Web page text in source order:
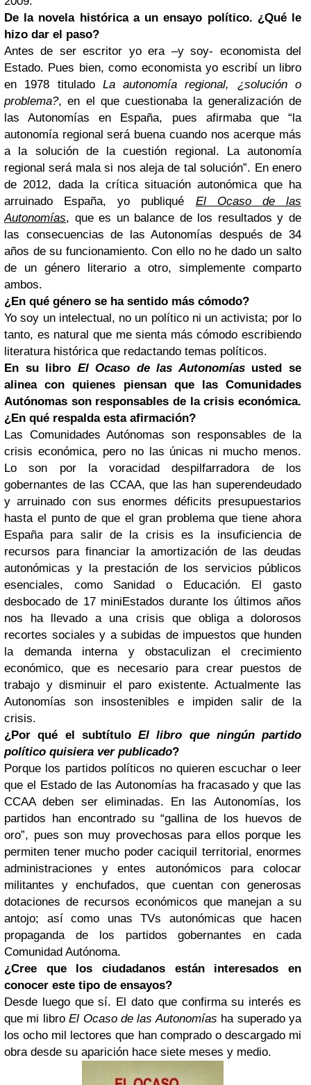
De la novela histórica a un ensayo político. ¿Qué le
hizo dar el paso?
Antes de ser escritor yo era –y soy- economista del
Estado. Pues bien, como economista yo escribí un libro
en 1978 titulado La autonomía regional, ¿solución o
problema?, en el que cuestionaba la generalización de
las Autonomías en España, pues afirmaba que “la
autonomía regional será buena cuando nos acerque más
a la solución de la cuestión regional. La autonomía
regional será mala si nos aleja de tal solución”. En enero
de 2012, dada la crítica situación autonómica que ha
arruinado España, yo publiqué El Ocaso de las
Autonomías, que es un balance de los resultados y de
las consecuencias de las Autonomías después de 34
años de su funcionamiento. Con ello no he dado un salto
de un género literario a otro, simplemente comparto
ambos.
¿En qué género se ha sentido más cómodo?
Yo soy un intelectual, no un político ni un activista; por lo
tanto, es natural que me sienta más cómodo escribiendo
literatura histórica que redactando temas políticos.
En su libro El Ocaso de las Autonomías usted se
alinea con quienes piensan que las Comunidades
Autónomas son responsables de la crisis económica.
¿En qué respalda esta afirmación?
Las Comunidades Autónomas son responsables de la
crisis económica, pero no las únicas ni mucho menos.
Lo son por la voracidad despilfarradora de los
gobernantes de las CCAA, que las han superendeudado
y arruinado con sus enormes déficits presupuestarios
hasta el punto de que el gran problema que tiene ahora
España para salir de la crisis es la insuficiencia de
recursos para financiar la amortización de las deudas
autonómicas y la prestación de los servicios públicos
esenciales, como Sanidad o Educación. El gasto
desbocado de 17 miniEstados durante los últimos años
nos ha llevado a una crisis que obliga a dolorosos
recortes sociales y a subidas de impuestos que hunden
la demanda interna y obstaculizan el crecimiento
económico, que es necesario para crear puestos de
trabajo y disminuir el paro existente. Actualmente las
Autonomías son insostenibles e impiden salir de la
crisis.
¿Por qué el subtítulo El libro que ningún partido
político quisiera ver publicado?
Porque los partidos políticos no quieren escuchar o leer
que el Estado de las Autonomías ha fracasado y que las
CCAA deben ser eliminadas. En las Autonomías, los
partidos han encontrado su “gallina de los huevos de
oro”, pues son muy provechosas para ellos porque les
permiten tener mucho poder caciquil territorial, enormes
administraciones y entes autonómicos para colocar
militantes y enchufados, que cuentan con generosas
dotaciones de recursos económicos que manejan a su
antojo; así como unas TVs autonómicas que hacen
propaganda de los partidos gobernantes en cada
Comunidad Autónoma.
¿Cree que los ciudadanos están interesados en
conocer este tipo de ensayos?
Desde luego que sí. El dato que confirma su interés es
que mi libroEl Ocaso de las Autonomías ha superado ya
los ocho mil lectores que han comprado o descargado mi
obra desde su aparición hace siete meses y medio.